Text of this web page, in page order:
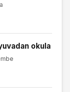
okula